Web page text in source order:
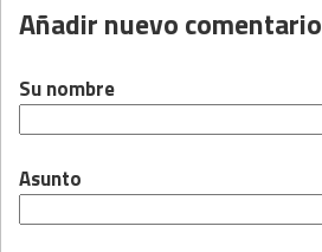
Añadir nuevo comentario
Su nombre
Asunto